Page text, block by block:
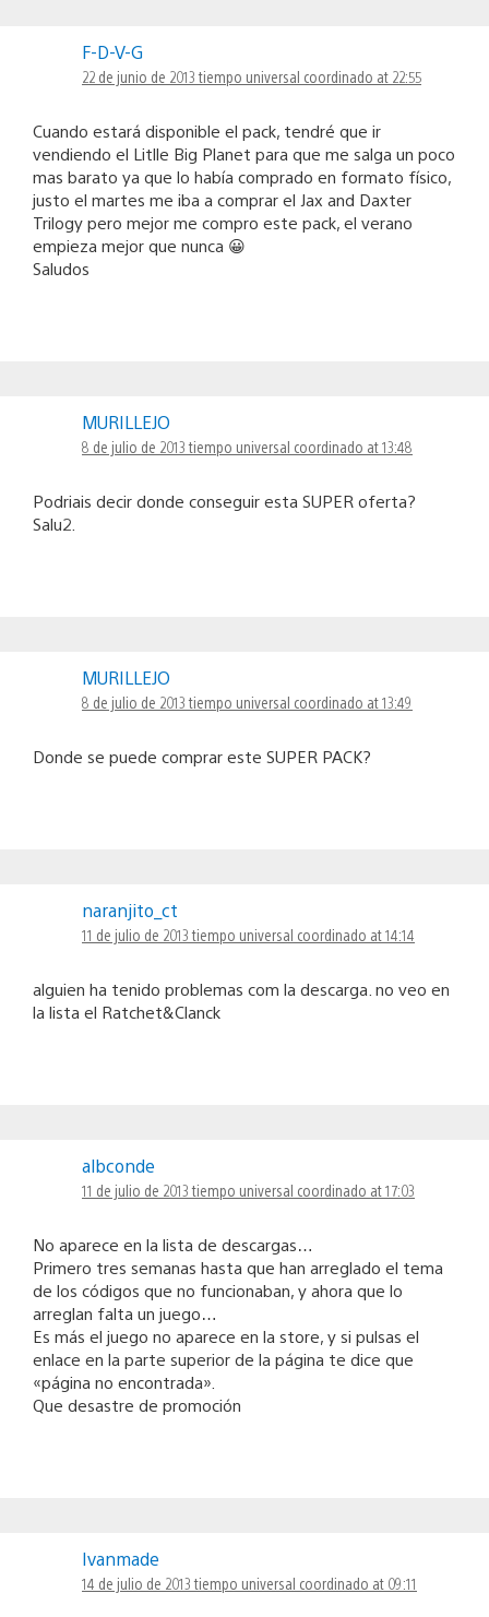
F-D-V-G
22 de junio de 2013 tiempo universal coordinado at 22:55
Cuando estará disponible el pack, tendré que ir
vendiendo el Litlle Big Planet para que me salga un poco
mas barato ya que lo había comprado en formato físico,
justo el martes me iba a comprar el Jax and Daxter
Trilogy pero mejor me compro este pack, el verano
empieza mejor que nunca 😀
Saludos
MURILLEJO
8 de julio de 2013 tiempo universal coordinado at 13:48
Podriais decir donde conseguir esta SUPER oferta?
Salu2.
MURILLEJO
8 de julio de 2013 tiempo universal coordinado at 13:49
Donde se puede comprar este SUPER PACK?
naranjito_ct
11 de julio de 2013 tiempo universal coordinado at 14:14
alguien ha tenido problemas com la descarga. no veo en
la lista el Ratchet&Clanck
albconde
11 de julio de 2013 tiempo universal coordinado at 17:03
No aparece en la lista de descargas…
Primero tres semanas hasta que han arreglado el tema
de los códigos que no funcionaban, y ahora que lo
arreglan falta un juego…
Es más el juego no aparece en la store, y si pulsas el
enlace en la parte superior de la página te dice que
«página no encontrada».
Que desastre de promoción
Ivanmade
14 de julio de 2013 tiempo universal coordinado at 09:11